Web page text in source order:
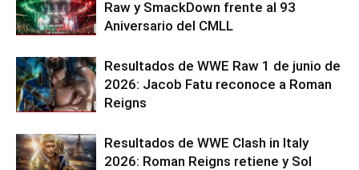
Raw y SmackDown frente al 93
Aniversario del CMLL
Resultados de WWE Raw 1 de junio de
2026: Jacob Fatu reconoce a Roman
Reigns
Resultados de WWE Clash in Italy
2026: Roman Reigns retiene y Sol